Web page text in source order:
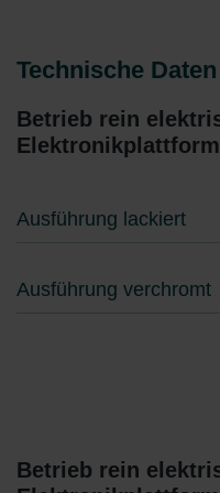
Technische Daten
Betrieb rein
Ausführung lackiert
Ausführung verchromt
Betrieb rein